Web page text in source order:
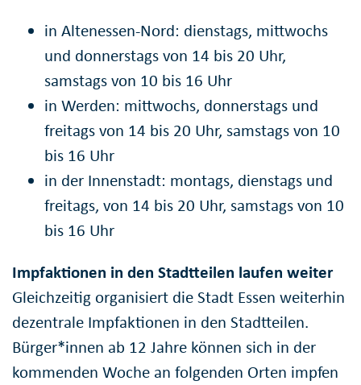
in Altenessen-Nord: dienstags, mittwochs
und donnerstags von 14 bis 20 Uhr,
samstags von 10 bis 16 Uhr
in Werden: mittwochs, donnerstags und
freitags von 14 bis 20 Uhr, samstags von 10
bis 16 Uhr
in der Innenstadt: montags, dienstags und
freitags, von 14 bis 20 Uhr, samstags von 10
bis 16 Uhr
Impfaktionen in den Stadtteilen laufen weiter
Gleichzeitig organisiert die Stadt Essen weiterhin
dezentrale Impfaktionen in den Stadtteilen.
Bürger*innen ab 12 Jahre können sich in der
kommenden Woche an folgenden Orten impfen